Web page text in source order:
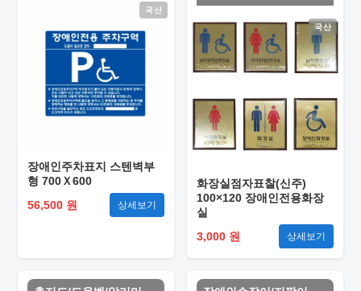
국산
장애인주차표지 스텐벽부
형 700Ｘ600
56,500 원
상세보기
국산
화장실점자표찰(신주)
100×120 장애인전용화장
실
3,000 원
상세보기